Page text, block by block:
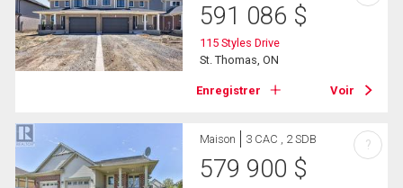
591 086 $
115 Styles Drive
St. Thomas, ON
Enregistrer Voir
Maison 3 CAC , 2 SDB
579 900 $
?